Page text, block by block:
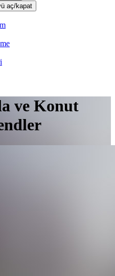
aç/kapat
ve Konut